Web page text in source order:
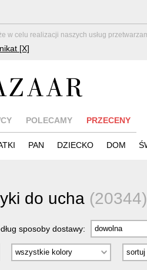
w celu realizacji naszych usług
[X]
POLECAMY PRZECENY
PAN DZIECKO DOM
do ucha (20344)
sposoby dostawy: